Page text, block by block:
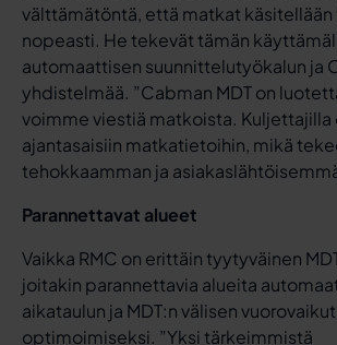
välttämätöntä, että matkat käsitellään
nopeasti. He tekevät tämän
automaattisen suunnittelutyökalun ja
yhdistelmää. ”Cabman MDT on
voimme viestiä matkoista. Kuljettajilla
ajantasaisiin matkatietoihin, mikä
tehokkaamman ja
Parannettavat alueet
Vaikka RMC on erittäin tyytyväinen
joitakin parannettavia alueita
aikataulun ja MDT:n välisen
optimoimiseksi. ”Yksi tärkeimmistä